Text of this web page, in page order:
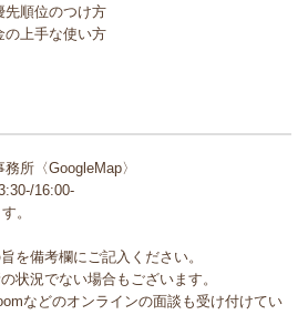
先順位のつけ方
の上手な使い方
所〈GoogleMap〉
16:00-
。
を備考欄にご記入ください。
状況でない場合もございます。
などのオンラインの面談も受け付けてい